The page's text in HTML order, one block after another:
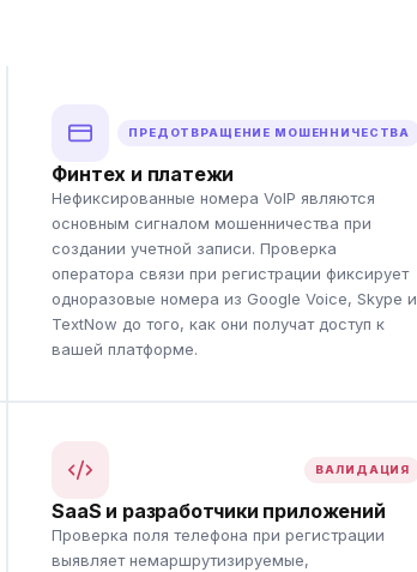
ПРЕДОТВРАЩЕНИЕ МОШЕННИЧЕСТВА
Финтех и платежи
Нефиксированные номера VoIP являются
основным сигналом мошенничества при
создании учетной записи. Проверка
оператора связи при регистрации фиксирует
одноразовые номера из Google Voice, Skype и
TextNow до того, как они получат доступ к
вашей платформе.
ВАЛИДАЦИЯ
SaaS и разработчики приложений
Проверка поля телефона при регистрации
выявляет немаршрутизируемые,